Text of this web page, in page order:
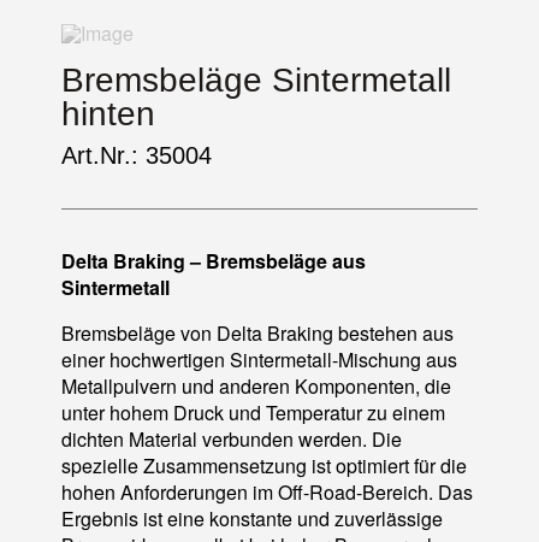
Bremsbeläge Sintermetall
hinten
Art.Nr.: 35004
Delta Braking – Bremsbeläge aus
Sintermetall
Bremsbeläge von Delta Braking bestehen aus
einer hochwertigen Sintermetall-Mischung aus
Metallpulvern und anderen Komponenten, die
unter hohem Druck und Temperatur zu einem
dichten Material verbunden werden. Die
spezielle Zusammensetzung ist optimiert für die
hohen Anforderungen im Off-Road-Bereich. Das
Ergebnis ist eine konstante und zuverlässige